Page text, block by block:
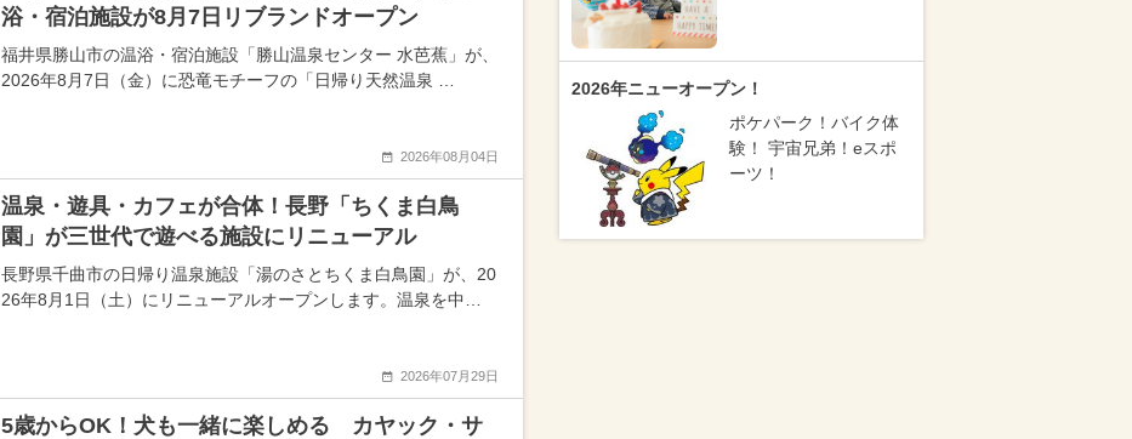
浴・宿泊施設が8月7日リブランドオープン
福井県勝山市の温浴・宿泊施設「勝山温泉センター 水芭蕉」が、
2026年8月7日（金）に恐竜モチーフの「日帰り天然温泉 …
2026年08月04日
温泉・遊具・カフェが合体！長野「ちくま白鳥
園」が三世代で遊べる施設にリニューアル
長野県千曲市の日帰り温泉施設「湯のさとちくま白鳥園」が、20
26年8月1日（土）にリニューアルオープンします。温泉を中…
2026年07月29日
5歳からOK！犬も一緒に楽しめる カヤック・サ
2026年ニューオープン！
ポケパーク！バイク体
験！ 宇宙兄弟！eスポ
ーツ！